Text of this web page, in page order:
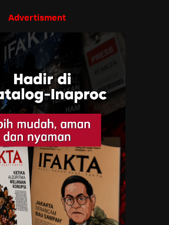
Advertisment